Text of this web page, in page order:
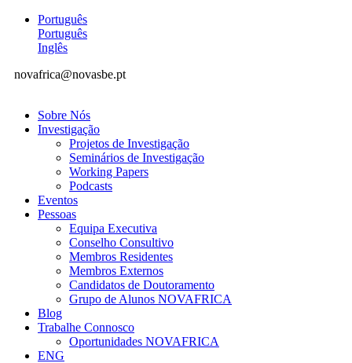
Português
Português
Inglês
novafrica@novasbe.pt
Sobre Nós
Investigação
Projetos de Investigação
Seminários de Investigação
Working Papers
Podcasts
Eventos
Pessoas
Equipa Executiva
Conselho Consultivo
Membros Residentes
Membros Externos
Candidatos de Doutoramento
Grupo de Alunos NOVAFRICA
Blog
Trabalhe Connosco
Oportunidades NOVAFRICA
ENG